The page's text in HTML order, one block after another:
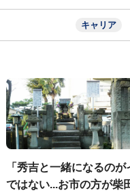
キャリア
「秀吉と一緒になるのが
ではない...お市の方が柴